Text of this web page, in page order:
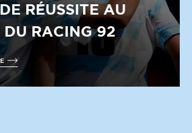
RÉUSSITE AU
DU RACING 92